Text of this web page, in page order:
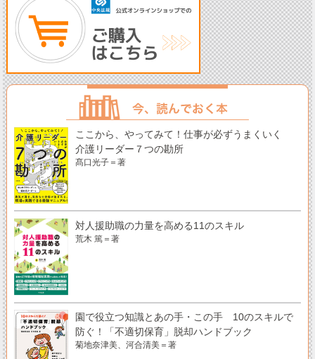
ここから、やってみて！仕事が必ずうまくいく
介護リーダー７つの勘所
髙口光子＝著
対人援助職の力量を高める11のスキル
荒木 篤＝著
園で役立つ知識とあの手・この手 10のスキルで
防ぐ！「不適切保育」脱却ハンドブック
菊地奈津美、河合清美＝著